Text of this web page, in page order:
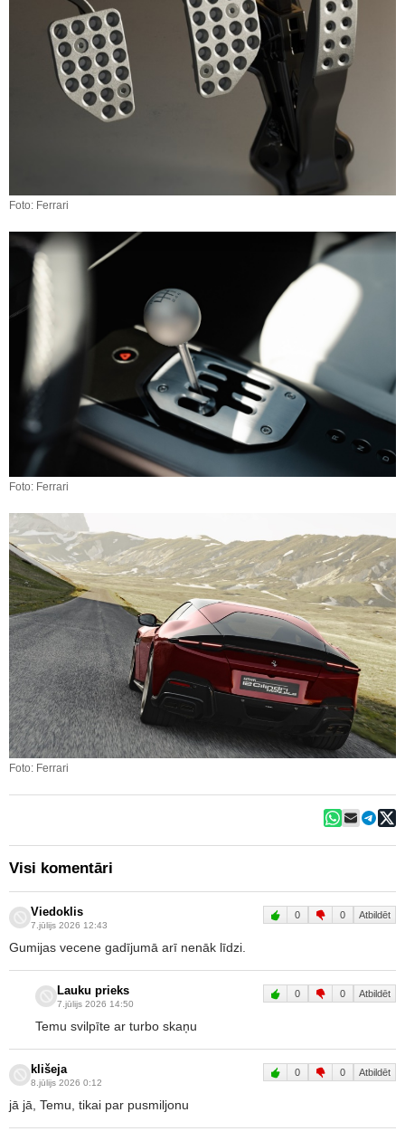
Foto: Ferrari
Foto: Ferrari
Foto: Ferrari
Visi komentāri
Viedoklis
7.jūlijs 2026 12:43
0 0 Atbildēt
Gumijas vecene gadījumā arī nenāk līdzi.
Lauku prieks
7.jūlijs 2026 14:50
0 0 Atbildēt
Temu svilpīte ar turbo skaņu
klišeja
8.jūlijs 2026 0:12
0 0 Atbildēt
jā jā, Temu, tikai par pusmiljonu